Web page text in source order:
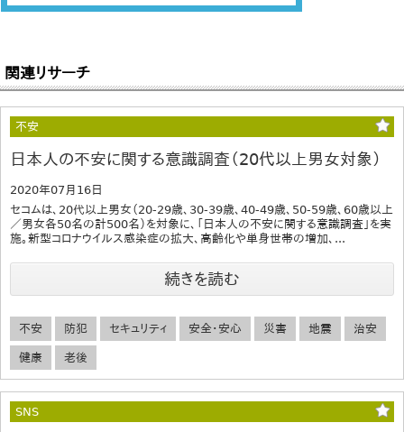
関連リサーチ
不安
日本人の不安に関する意識調査（20代以上男女対象）
2020年07月16日
セコムは、20代以上男女（20-29歳、30-39歳、40-49歳、50-59歳、60歳以上
／男女各50名の計500名）を対象に、「日本人の不安に関する意識調査」を実
施。新型コロナウイルス感染症の拡大、高齢化や単身世帯の増加、...
続きを読む
不安 防犯 セキュリティ 安全・安心 災害 地震 治安
健康 老後
SNS